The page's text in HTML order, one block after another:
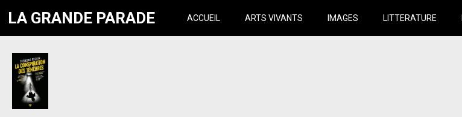
LA GRANDE PARADE ACCUEIL ARTS VIVANTS IMAGES LITTERATURE